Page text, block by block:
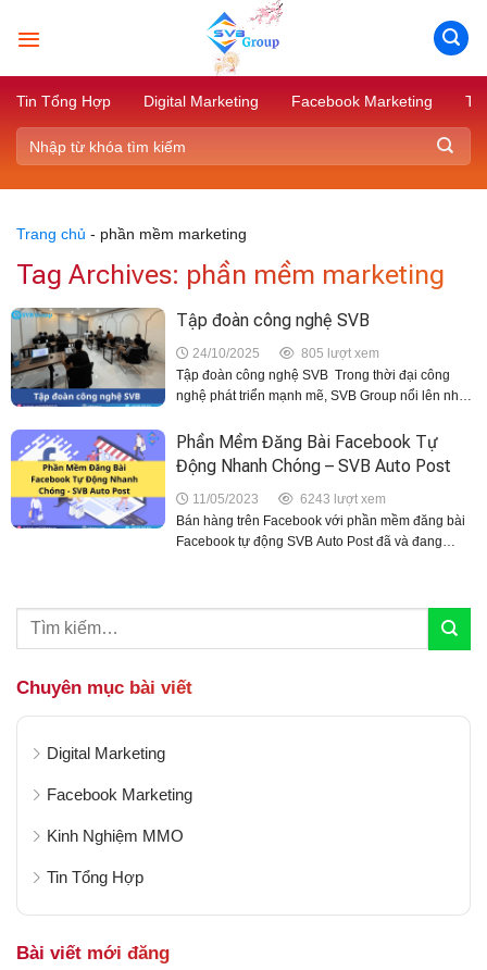
Tin Tổng Hợp Digital Marketing Facebook Marketing
Trang chủ - phần mềm marketing
Tag Archives: phần mềm marketing
Tập đoàn công nghệ SVB
24/10/2025
805 lượt xem
Tập đoàn công nghệ SVB Trong thời đại công
nghệ phát triển mạnh mẽ, SVB Group nổi lên như
tiên phong cung cấp các giải...
Phần Mềm Đăng Bài Facebook Tự
Động Nhanh Chóng – SVB Auto Post
11/05/2023
6243 lượt xem
Bán hàng trên Facebook với phần mềm đăng bài
Facebook tự động SVB Auto Post đã và đang
Chuyên mục bài viết
Digital Marketing
Facebook Marketing
Kinh Nghiệm MMO
Tin Tổng Hợp
Bài viết mới đăng